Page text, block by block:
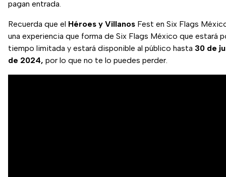
pagan entrada.
Recuerda que el Héroes y Villanos Fest en Six Flags
una experiencia que forma de Six Flags México que estará
tiempo limitada y estará disponible al público hasta 30 de
de 2024, por lo que no te lo puedes perder.